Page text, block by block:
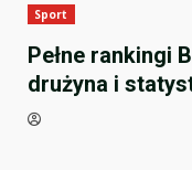
Sport
Pełne rankingi
drużyna i